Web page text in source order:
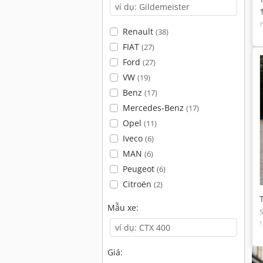
Renault (38)
FIAT (27)
Ford (27)
VW (19)
Benz (17)
Mercedes-Benz (17)
Opel (11)
Iveco (6)
MAN (6)
Peugeot (6)
Citroën (2)
Mẫu xe:
Giá: